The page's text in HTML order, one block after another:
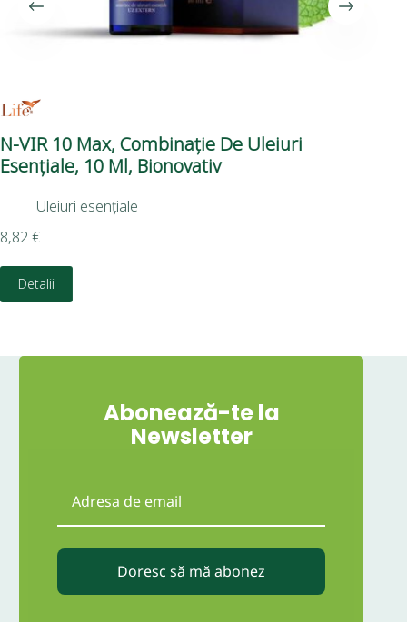
N-VIR 10 Max, Combinație De Uleiuri
Esențiale, 10 Ml, Bionovativ
Uleiuri esențiale
8,82€
Detalii
Abonează-te la
Newsletter
Doresc să mă abonez